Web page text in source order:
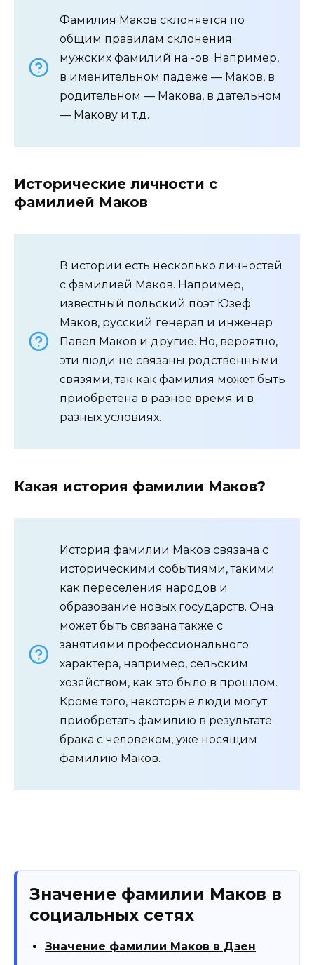
Фамилия Маков склоняется по
общим правилам склонения
мужских фамилий на -ов. Например,
в именительном падеже — Маков, в
родительном — Макова, в дательном
— Макову и т.д.
Исторические личности с
фамилией Маков
В истории есть несколько личностей
с фамилией Маков. Например,
известный польский поэт Юзеф
Маков, русский генерал и инженер
Павел Маков и другие. Но, вероятно,
эти люди не связаны родственными
связями, так как фамилия может быть
приобретена в разное время и в
разных условиях.
Какая история фамилии Маков?
История фамилии Маков связана с
историческими событиями, такими
как переселения народов и
образование новых государств. Она
может быть связана также с
занятиями профессионального
характера, например, сельским
хозяйством, как это было в прошлом.
Кроме того, некоторые люди могут
приобретать фамилию в результате
брака с человеком, уже носящим
фамилию Маков.
Значение фамилии Маков в
социальных сетях
Значение фамилии Маков в Дзен